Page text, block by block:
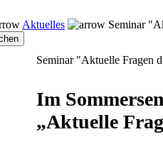
Aktuelles Seminar
Seminar "Aktuelle Fragen
Im
„Aktuelle